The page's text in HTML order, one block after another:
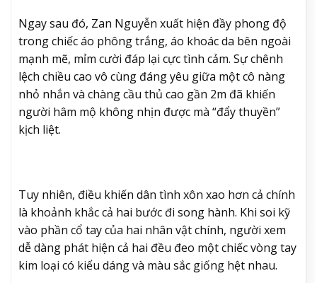
Ngay sau đó, Zan Nguyễn xuất hiện đầy phong độ
trong chiếc áo phông trắng, áo khoác da bên ngoài
mạnh mẽ, mỉm cười đáp lại cực tình cảm. Sự chênh
lệch chiều cao vô cùng đáng yêu giữa một cô nàng
nhỏ nhắn và chàng cầu thủ cao gần 2m đã khiến
người hâm mộ không nhịn được mà “đẩy thuyền”
kịch liệt.
Tuy nhiên, điều khiến dân tình xôn xao hơn cả chính
là khoảnh khắc cả hai bước đi song hành. Khi soi kỹ
vào phần cổ tay của hai nhân vật chính, người xem
dễ dàng phát hiện cả hai đều đeo một chiếc vòng tay
kim loại có kiểu dáng và màu sắc giống hệt nhau.